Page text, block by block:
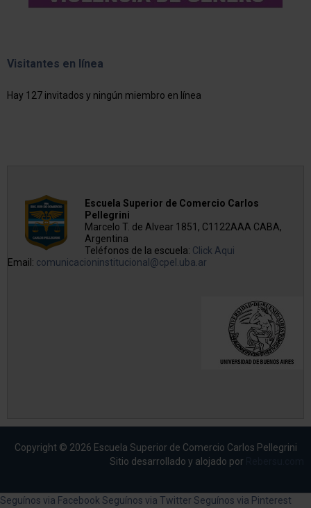
Visitantes en línea
Hay 127 invitados y ningún miembro en línea
Escuela Superior de Comercio Carlos
Pellegrini
Marcelo T. de Alvear 1851, C1122AAA CABA,
Argentina
Teléfonos de la escuela: Click Aqui
Email: comunicacioninstitucional@cpel.uba.ar
Copyright © 2026 Escuela Superior de Comercio Carlos Pellegrini
Sitio desarrollado y alojado por
Seguínos via FacebookSeguínos via Twitter Seguínos via Pinterest